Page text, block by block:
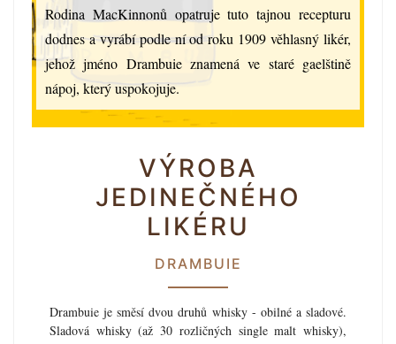
Rodina MacKinnonů opatruje tuto tajnou recepturu
dodnes a vyrábí podle ní od roku 1909 věhlasný likér,
jehož jméno Drambuie znamená ve staré gaelštině
nápoj, který uspokojuje.
VÝROBA
JEDINEČNÉHO
LIKÉRU
DRAMBUIE
Drambuie je směsí dvou druhů whisky - obilné a sladové.
Sladová whisky (až 30 rozličných single malt whisky),